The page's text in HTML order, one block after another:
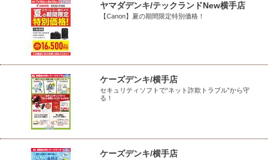
ヤマダデンキ/テックランドNew横手店
【Canon】夏の期間限定特別価格！
ケーズデンキ/横手店
セキュリティソフトで“ネット詐欺トラブル”から守
る！
ケーズデンキ/横手店